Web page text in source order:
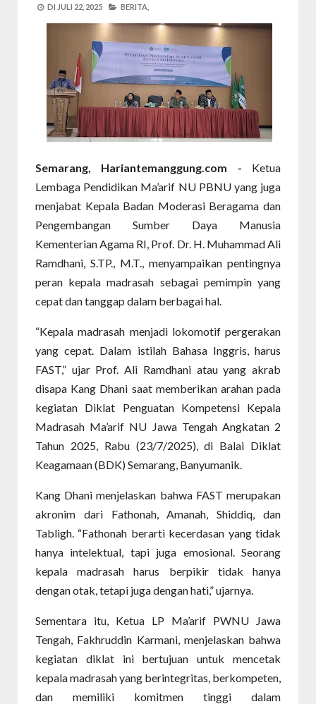
DI JULI 22, 2025 BERITA,
Semarang, Hariantemanggung.com - Ketua
Lembaga Pendidikan Ma’arif NU PBNU yang juga
menjabat Kepala Badan Moderasi Beragama dan
Pengembangan Sumber Daya Manusia
Kementerian Agama RI, Prof. Dr. H. Muhammad Ali
Ramdhani, S.TP., M.T., menyampaikan pentingnya
peran kepala madrasah sebagai pemimpin yang
cepat dan tanggap dalam berbagai hal.
“Kepala madrasah menjadi lokomotif pergerakan
yang cepat. Dalam istilah Bahasa Inggris, harus
FAST,” ujar Prof. Ali Ramdhani atau yang akrab
disapa Kang Dhani saat memberikan arahan pada
kegiatan Diklat Penguatan Kompetensi Kepala
Madrasah Ma’arif NU Jawa Tengah Angkatan 2
Tahun 2025, Rabu (23/7/2025), di Balai Diklat
Keagamaan (BDK) Semarang, Banyumanik.
Kang Dhani menjelaskan bahwa FAST merupakan
akronim dari Fathonah, Amanah, Shiddiq, dan
Tabligh. “Fathonah berarti kecerdasan yang tidak
hanya intelektual, tapi juga emosional. Seorang
kepala madrasah harus berpikir tidak hanya
dengan otak, tetapi juga dengan hati,” ujarnya.
Sementara itu, Ketua LP Ma’arif PWNU Jawa
Tengah, Fakhruddin Karmani, menjelaskan bahwa
kegiatan diklat ini bertujuan untuk mencetak
kepala madrasah yang berintegritas, berkompeten,
dan memiliki komitmen tinggi dalam